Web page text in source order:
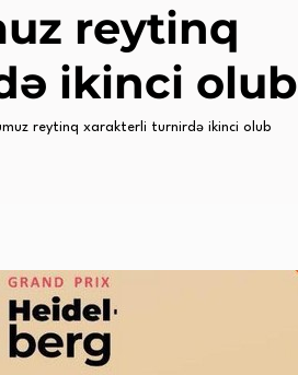
reytinq
ikinci olub
reytinq xarakterli turnirdə ikinci olub